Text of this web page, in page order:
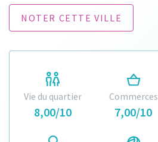
NOTER CETTE VILLE
Vie du quartier
8,00/10
Commerces
7,00/10